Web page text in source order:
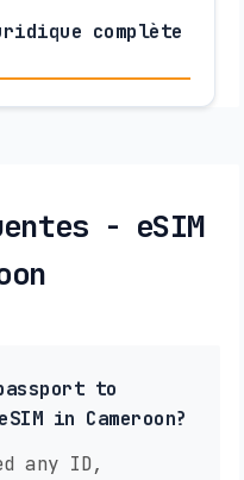
complète
- eSIM
to
in Cameroon?
any ID,